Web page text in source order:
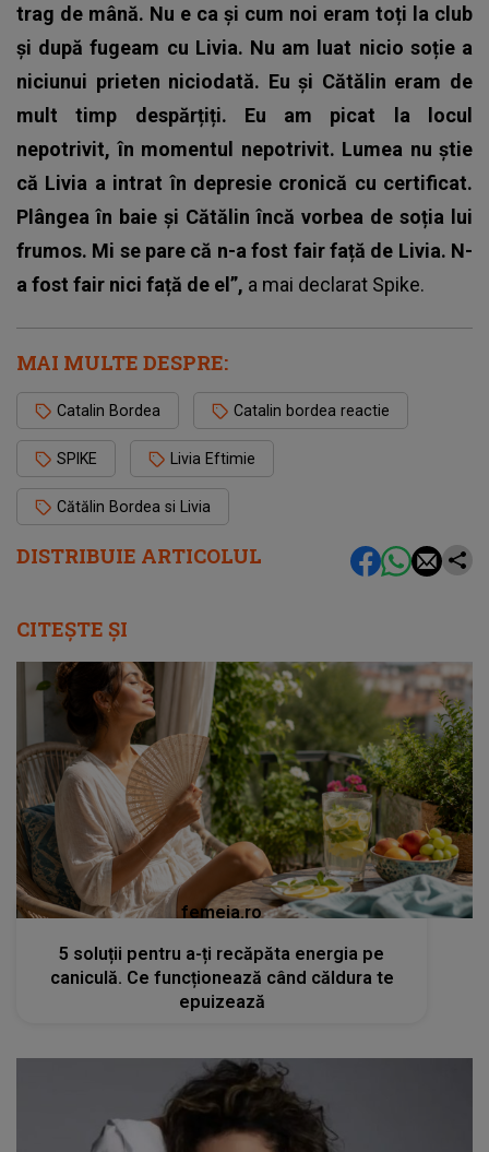
DISTRIBUIE ARTICOLUL
trag de mână. Nu e ca și cum noi eram toți la club
și după fugeam cu Livia. Nu am luat nicio soție a
niciunui prieten niciodată. Eu și Cătălin eram de
mult timp despărțiți. Eu am picat la locul
nepotrivit, în momentul nepotrivit. Lumea nu știe
că Livia a intrat în depresie cronică cu certificat.
Plângea în baie și Cătălin încă vorbea de soția lui
frumos. Mi se pare că n-a fost fair față de Livia. N-
a fost fair nici față de el”, a mai declarat Spike.
MAI MULTE DESPRE:
Catalin Bordea Catalin bordea reactie
SPIKE Livia Eftimie
Cătălin Bordea si Livia
CITEȘTE ȘI
femeia.ro
5 soluții pentru a-ți recăpăta energia pe
caniculă. Ce funcționează când căldura te
epuizează